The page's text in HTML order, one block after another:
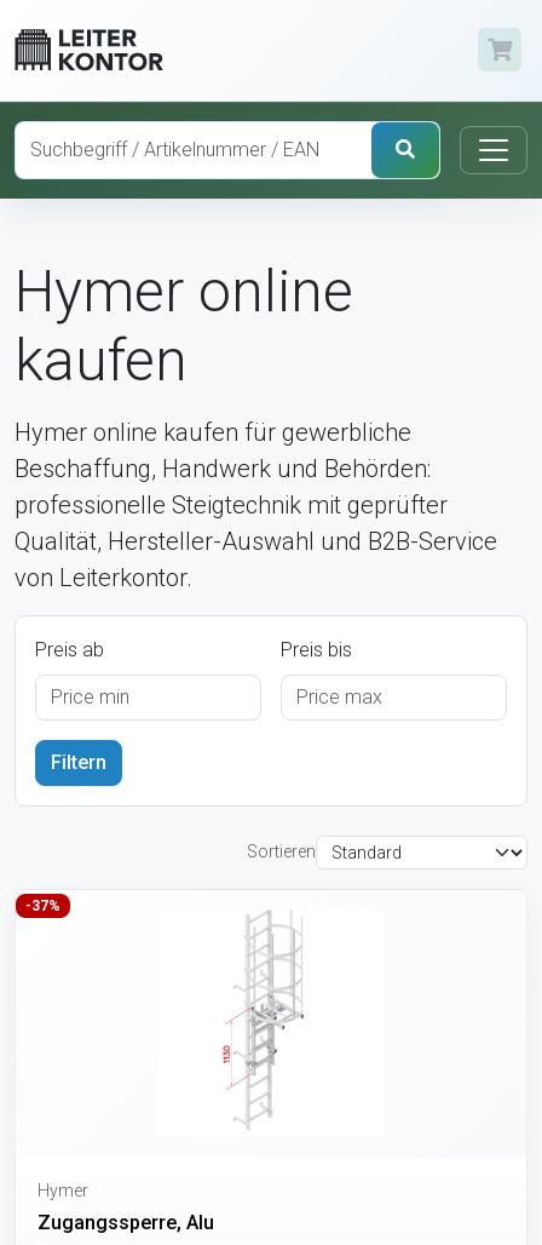
Hymer online
kaufen
Hymer online kaufen für gewerbliche
Beschaffung, Handwerk und Behörden:
professionelle Steigtechnik mit geprüfter
Qualität, Hersteller-Auswahl und B2B-Service
von Leiterkontor.
Preis ab Preis bis
Sortieren
-37%
Hymer
Zugangssperre, Alu